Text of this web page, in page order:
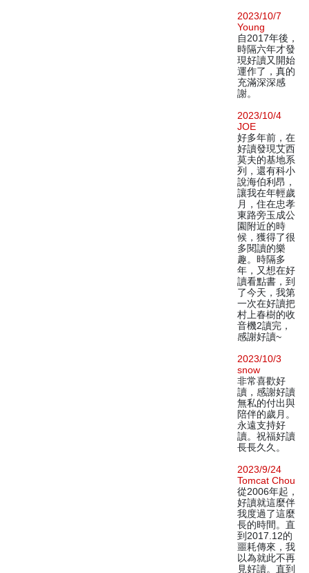
2023/10/7
Young
自2017年後，
時隔六年才發
現好讀又開始
運作了，真的
充滿深深感
謝。
2023/10/4
JOE
好多年前，在
好讀發現艾西
莫夫的基地系
列，還有科小
說海伯利昂，
讓我在年輕歲
月，住在忠孝
東路旁玉成公
園附近的時
候，獲得了很
多閱讀的樂
趣。時隔多
年，又想在好
讀看點書，到
了今天，我第
一次在好讀把
村上春樹的收
音機2讀完，
感謝好讀~
2023/10/3
snow
非常喜歡好
讀，感謝好讀
無私的付出與
陪伴的歲月。
永遠支持好
讀。祝福好讀
長長久久。
2023/9/24
Tomcat Chou
從2006年起，
好讀就這麼伴
我度過了這麼
長的時間。直
到2017.12的
噩耗傳來，我
以為就此不再
見好讀。直到